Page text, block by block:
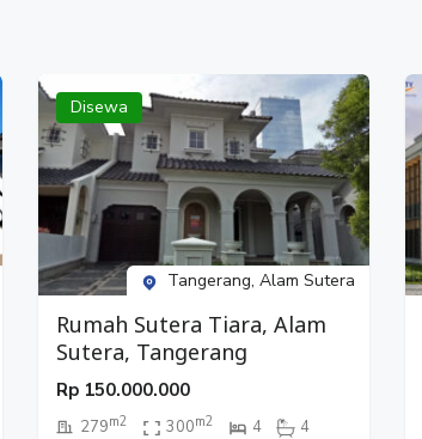
Disewa
Tangerang, Alam Sutera
Rumah Sutera Tiara, Alam
Sutera, Tangerang
Rp 150.000.000
279m2 300m2 4 4